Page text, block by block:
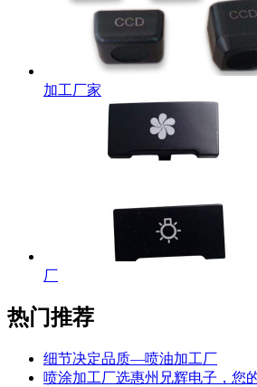
加工厂家
厂
热门推荐
细节决定品质—喷油加工厂
喷涂加工厂选惠州兄辉电子，您